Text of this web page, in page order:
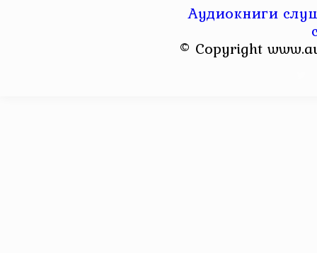
Аудиокниги
© Copyright